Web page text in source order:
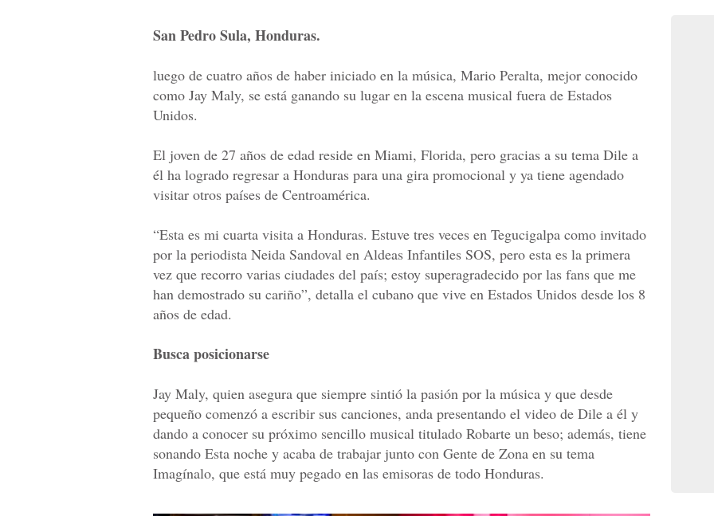
San Pedro Sula, Honduras.
luego de cuatro años de haber iniciado en la música, Mario Peralta, mejor conocido
como Jay Maly, se está ganando su lugar en la escena musical fuera de Estados
Unidos.
El joven de 27 años de edad reside en Miami, Florida, pero gracias a su tema Dile a
él ha logrado regresar a Honduras para una gira promocional y ya tiene agendado
visitar otros países de Centroamérica.
“Esta es mi cuarta visita a Honduras. Estuve tres veces en Tegucigalpa como invitado
por la periodista Neida Sandoval en Aldeas Infantiles SOS, pero esta es la primera
vez que recorro varias ciudades del país; estoy superagradecido por las fans que me
han demostrado su cariño”, detalla el cubano que vive en Estados Unidos desde los 8
años de edad.
Busca posicionarse
Jay Maly, quien asegura que siempre sintió la pasión por la música y que desde
pequeño comenzó a escribir sus canciones, anda presentando el video de Dile a él y
dando a conocer su próximo sencillo musical titulado Robarte un beso; además, tiene
sonando Esta noche y acaba de trabajar junto con Gente de Zona en su tema
Imagínalo, que está muy pegado en las emisoras de todo Honduras.